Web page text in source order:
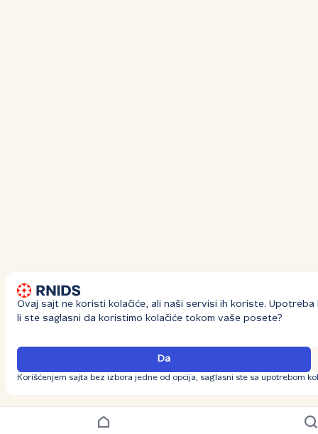
Ovaj sajt ne koristi kolačiće, ali naši servisi ih koriste. Upotreba
li ste saglasni da koristimo kolačiće tokom vaše posete?
Da
Korišćenjem sajta bez izbora jedne od opcija, saglasni ste sa upotrebom